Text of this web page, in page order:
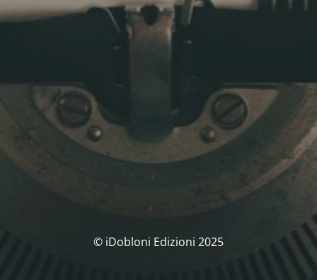
© iDobloni Edizioni 2025